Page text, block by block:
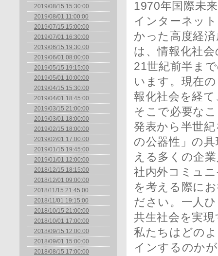
2019/08/15 15:30:00
2019/08/01 11:00:00
2019/07/15 15:00:00
2019/07/01 16:30:00
2019/06/15 19:30:00
2019/06/01 08:00:00
2019/05/15 19:15:00
2019/05/01 10:00:00
2019/04/15 15:30:00
2019/04/01 18:45:00
2019/03/15 21:00:00
2019/03/01 18:00:00
2019/02/15 18:00:00
2019/02/01 17:00:00
2019/01/15 19:45:00
2019/01/01 12:00:00
2018/12/15 18:15:00
2018/12/01 09:00:00
2018/11/15 21:45:00
2018/11/01 19:15:00
2018/10/15 21:00:00
2018/10/01 17:00:00
2018/09/15 12:00:00
2018/09/01 15:00:00
2018/08/15 17:00:00
1970年国際未
インターネッ
かった高度経
は、情報化社
21世紀前半ま
います。現在
報化社会を経
そこで必要な
発表から半世
の公器性」の
える多くの企
社内外コミュ
を考える際に
ださい。一人
共生社会を実
私たちはどの
インするのか